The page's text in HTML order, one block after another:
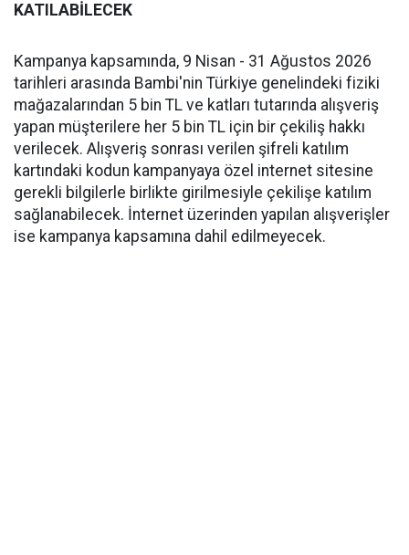
KATILABİLECEK
Kampanya kapsamında, 9 Nisan - 31 Ağustos 2026
tarihleri arasında Bambi'nin Türkiye genelindeki fiziki
mağazalarından 5 bin TL ve katları tutarında alışveriş
yapan müşterilere her 5 bin TL için bir çekiliş hakkı
verilecek. Alışveriş sonrası verilen şifreli katılım
kartındaki kodun kampanyaya özel internet sitesine
gerekli bilgilerle birlikte girilmesiyle çekilişe katılım
sağlanabilecek. İnternet üzerinden yapılan alışverişler
ise kampanya kapsamına dahil edilmeyecek.